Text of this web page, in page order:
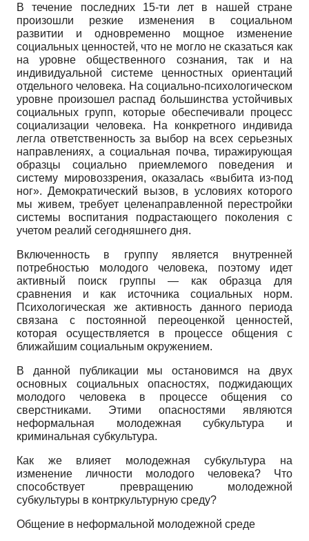
В течение последних 15-ти лет в нашей стране
произошли резкие изменения в социальном
развитии и одновременно мощное изменение
социальных ценностей, что не могло не сказаться как
на уровне общественного сознания, так и на
индивидуальной системе ценностных ориентаций
отдельного человека. На социально-психологическом
уровне произошел распад большинства устойчивых
социальных групп, которые обеспечивали процесс
социализации человека. На конкретного индивида
легла ответственность за выбор на всех серьезных
направлениях, а социальная почва, тиражирующая
образцы социально приемлемого поведения и
систему мировоззрения, оказалась «выбита из-под
ног». Демократический вызов, в условиях которого
мы живем, требует целенаправленной перестройки
системы воспитания подрастающего поколения с
учетом реалий сегодняшнего дня.
Включенность в группу является внутренней
потребностью молодого человека, поэтому идет
активный поиск группы — как образца для
сравнения и как источника социальных норм.
Психологическая же активность данного периода
связана с постоянной переоценкой ценностей,
которая осуществляется в процессе общения с
ближайшим социальным окружением.
В данной публикации мы остановимся на двух
основных социальных опасностях, поджидающих
молодого человека в процессе общения со
сверстниками. Этими опасностями являются
неформальная молодежная субкультура и
криминальная субкультура.
Как же влияет молодежная субкультура на
изменение личности молодого человека? Что
способствует превращению молодежной
субкультуры в контр­культурную среду?
Общение в неформальной молодежной среде